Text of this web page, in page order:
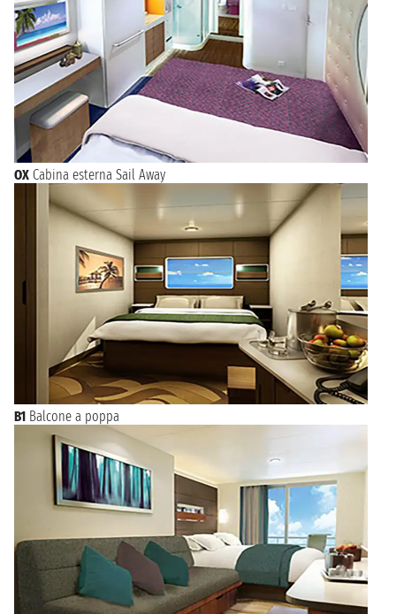
OX Cabina esterna Sail Away
B1 Balcone a poppa